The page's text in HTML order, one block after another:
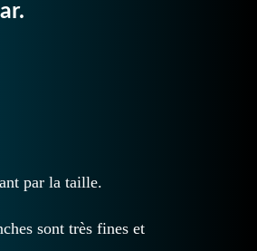
par la taille.
sont très fines et